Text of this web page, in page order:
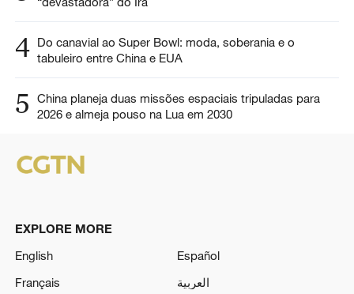
4 Do canavial ao Super Bowl: moda, soberania e o
tabuleiro entre China e EUA
5
China planeja duas missões espaciais tripuladas para
2026 e almeja pouso na Lua em 2030
EXPLORE MORE
English
Español
Français
العربية